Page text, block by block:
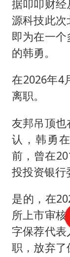
据叩叩财
源科技此
即为在一
的韩勇。
在2026年4
离职。
友邦吊顶
认，韩勇
前，曾在
投投资银行
是的，在
所上市审
字保荐代
职，放弃了